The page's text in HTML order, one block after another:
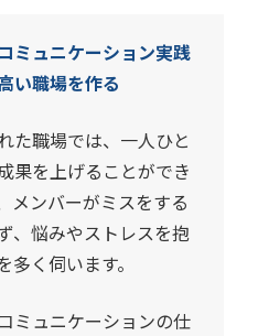
ミュニケーション実践
い職場を作る
た職場では、一人ひと
果を上げることができ
メンバーがミスをする
、悩みやストレスを抱
く伺います。
ミュニケーションの仕